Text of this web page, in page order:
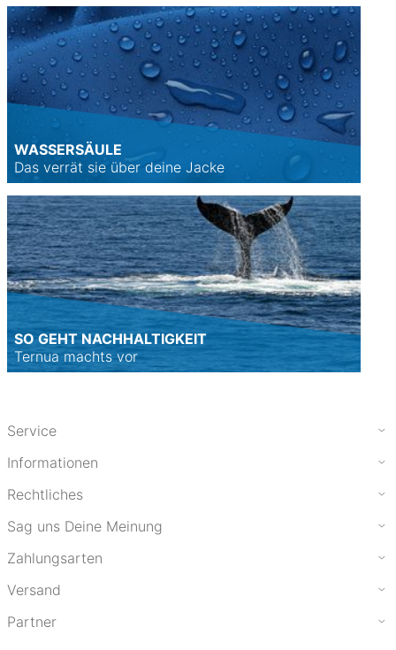
WASSERSÄULE
Das verrät sie über deine Jacke
SO GEHT NACHHALTIGKEIT
Ternua machts vor
Service
Informationen
Rechtliches
Sag uns Deine Meinung
Zahlungsarten
Versand
Partner